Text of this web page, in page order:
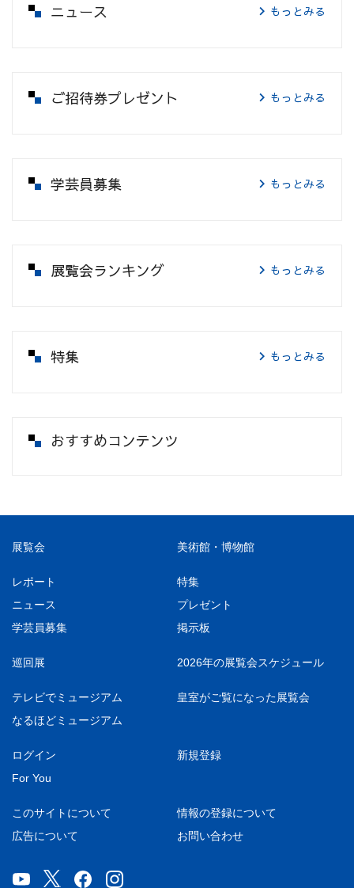
ニュース もっとみる
ご招待券プレゼント もっとみる
学芸員募集 もっとみる
展覧会ランキング もっとみる
特集 もっとみる
おすすめコンテンツ
展覧会 美術館・博物館
レポート
特集
ニュース
プレゼント
学芸員募集
掲示板
巡回展 2026年の展覧会スケジュール
テレビでミュージアム
皇室がご覧になった展覧会
なるほどミュージアム
ログイン
新規登録
For You
このサイトについて
情報の登録について
広告について
お問い合わせ